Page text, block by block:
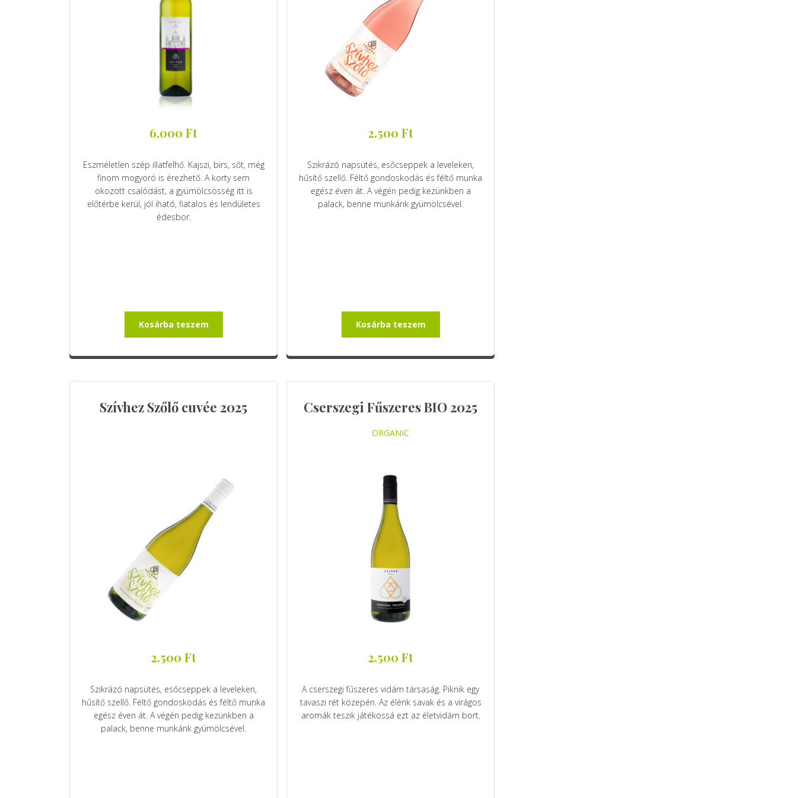
6.000Ft
Eszméletlen szép illatfelhő. Kajszi, birs, sőt, még
finom mogyoró is érezhető. A korty sem
okozott csalódást, a gyümölcsösség itt is
előtérbe kerül, jól iható, fiatalos és lendületes
édesbor.
Kosárba teszem
2.500Ft
Szikrázó napsütés, esőcseppek a leveleken,
hűsítő szellő. Féltő gondoskodás és féltő munka
egész éven át. A végén pedig kezünkben a
palack, benne munkánk gyümölcsével.
Kosárba teszem
Szívhez Szőlő cuvée 2025
2.500Ft
Szikrázó napsütés, esőcseppek a leveleken,
hűsítő szellő. Féltő gondoskodás és féltő munka
egész éven át. A végén pedig kezünkben a
palack, benne munkánk gyümölcsével.
Cserszegi Fűszeres BIO 2025
ORGANIC
2.500Ft
A cserszegi fűszeres vidám társaság. Piknik egy
tavaszi rét közepén. Az élénk savak és a virágos
aromák teszik játékossá ezt az életvidám bort.